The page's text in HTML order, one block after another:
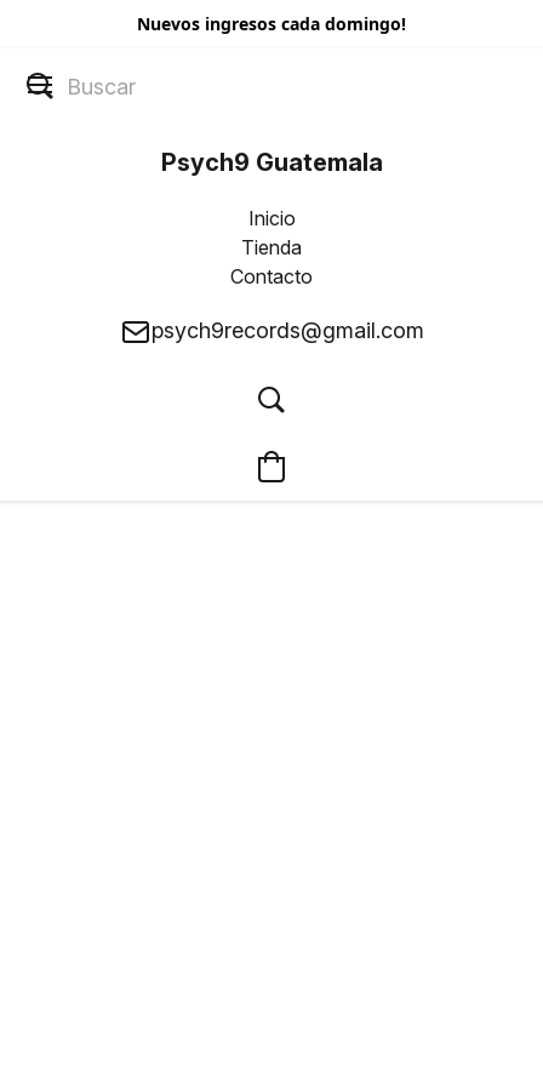
Nuevos ingresos cada domingo!
Psych9 Guatemala
Inicio
Tienda
Contacto
psych9records@gmail.com